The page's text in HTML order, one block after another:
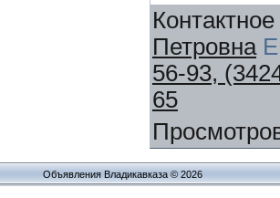
Петровна E
56-93,
65
Объявления Владикавказа © 2026